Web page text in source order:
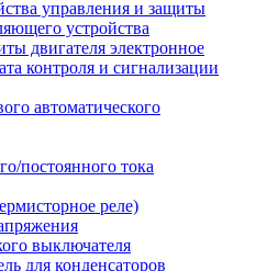
управления и защиты
устройства
двигателя электронное
контроля и сигнализации
автоматического
постоянного тока
реле)
выключателя
для конденсаторов